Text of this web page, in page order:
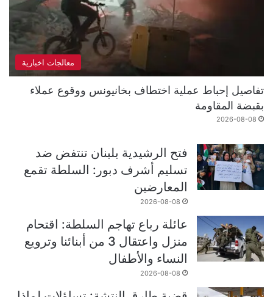
معالجات اخبارية
تفاصيل إحباط عملية اختطاف بخانيونس ووقوع عملاء
بقبضة المقاومة
2026-08-08
فتح الرشيدية بلبنان تنتفض ضد
تسليم أشرف دبور: السلطة تقمع
المعارضين
2026-08-08
عائلة رباع تهاجم السلطة: اقتحام
منزل واعتقال 3 من أبنائنا وترويع
النساء والأطفال
2026-08-08